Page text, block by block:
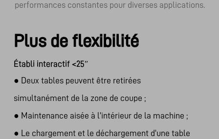
performances constantes pour diverses applications.
Plus de flexibilité
Établi interactif <25″
● Deux tables peuvent être retirées
simultanément de la zone de coupe ;
● Maintenance aisée à l'intérieur de la machine ;
● Le chargement et le déchargement d'une table